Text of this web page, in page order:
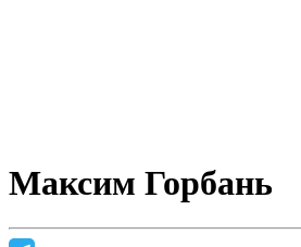
Максим Горбань